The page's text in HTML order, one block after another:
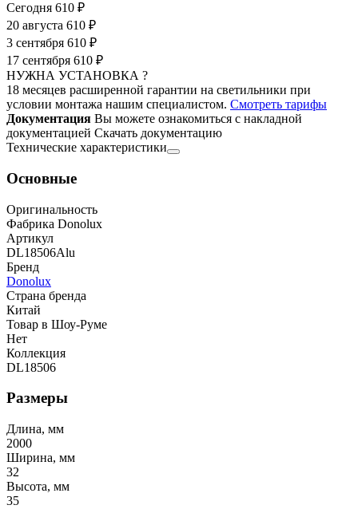
Сегодня 610 ₽
20 августа 610 ₽
3 сентября 610 ₽
17 сентября 610 ₽
НУЖНА УСТАНОВКА ?
18 месяцев расширенной гарантии на светильники при
условии монтажа нашим специалистом. Смотреть тарифы
Документация Вы можете ознакомиться с накладной
документацией Скачать документацию
Технические характеристики
Основные
Оригинальность
Фабрика Donolux
Артикул
DL18506Alu
Бренд
Donolux
Страна бренда
Китай
Товар в Шоу-Руме
Нет
Коллекция
DL18506
Размеры
Длина, мм
2000
Ширина, мм
32
Высота, мм
35